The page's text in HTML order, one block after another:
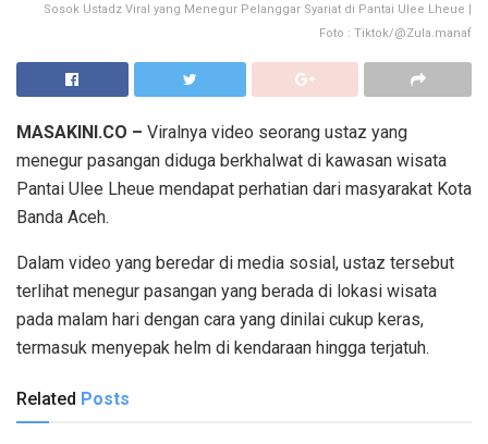
Sosok Ustadz Viral yang Menegur Pelanggar Syariat di Pantai Ulee Lheue |
Foto : Tiktok/@Zula.manaf
MASAKINI.CO – Viralnya video seorang ustaz yang
menegur pasangan diduga berkhalwat di kawasan wisata
Pantai Ulee Lheue mendapat perhatian dari masyarakat Kota
Banda Aceh.
Dalam video yang beredar di media sosial, ustaz tersebut
terlihat menegur pasangan yang berada di lokasi wisata
pada malam hari dengan cara yang dinilai cukup keras,
termasuk menyepak helm di kendaraan hingga terjatuh.
Related Posts